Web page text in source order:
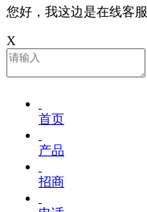
您好，我这边是在线客服
X
首页
产品
招商